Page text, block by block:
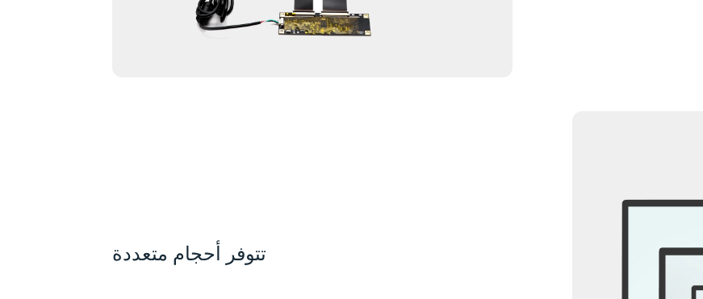
تتوفر أحجام متعددة